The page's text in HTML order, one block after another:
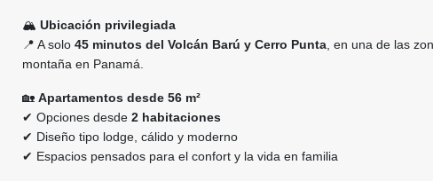
🏔️ Ubicación privilegiada
📍 A solo 45 minutos del Volcán Barú y Cerro Punta , en una de las
montaña en Panamá.
🏡 Apartamentos desde 56 m²
✔ Opciones desde 2 habitaciones
✔ Diseño tipo lodge, cálido y moderno
✔ Espacios pensados para el confort y la vida en familia